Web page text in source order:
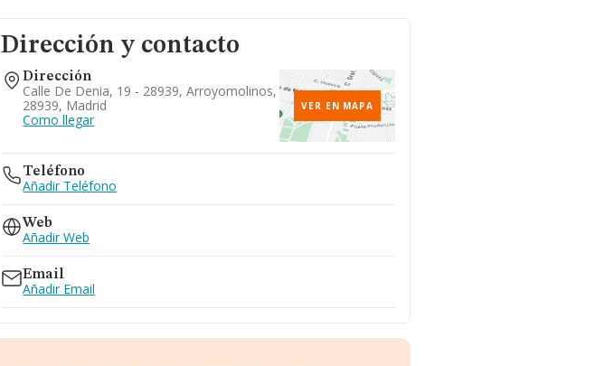
Dirección y contacto
Dirección
Calle De Denia, 19 - 28939, Arroyomolinos,
28939, Madrid
Como llegar
VER EN MAPA
Teléfono
Añadir Teléfono
Web
Añadir Web
Email
Añadir Email